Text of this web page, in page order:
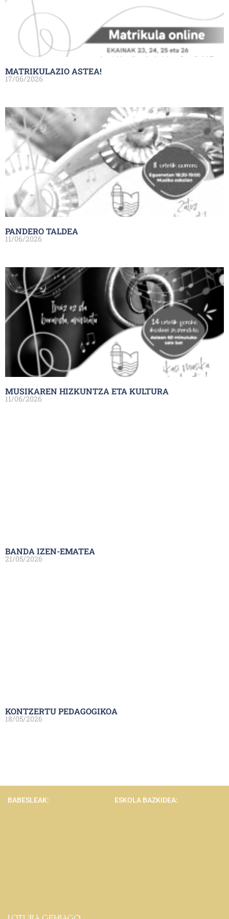
MATRIKULAZIO ASTEA!
17/06/2026
PANDERO TALDEA
11/06/2026
MUSIKAREN HIZKUNTZA ETA KULTURA
11/06/2026
BANDA IZEN-EMATEA
21/05/2026
KONTZERTU PEDAGOGIKOA
18/05/2026
BABESLEAK: ESKOLA BAZKIDEA: